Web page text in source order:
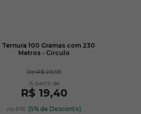
Ternura 100 Gramas com 230
Metros - Circulo
DeR$ 20,95
R$ 19,40
no PIX (5% de Desconto)